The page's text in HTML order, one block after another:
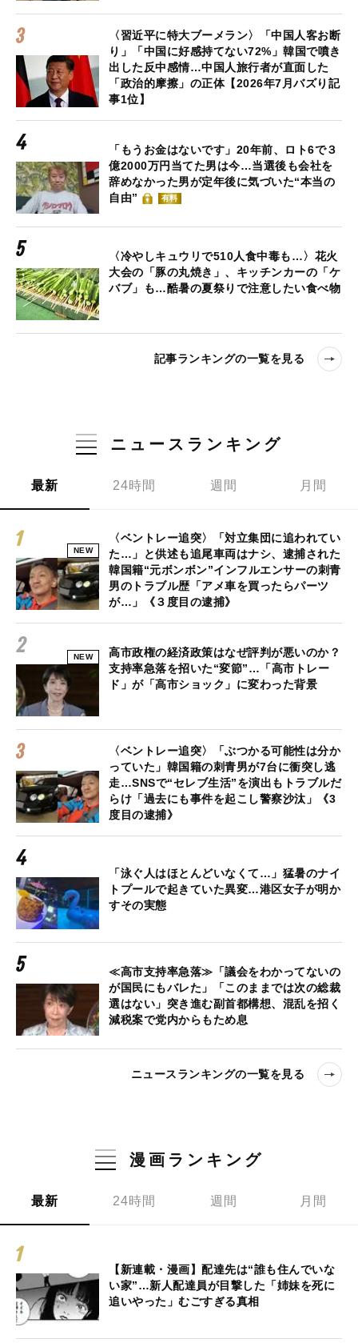
〈習近平に特大ブーメラン〉「中国人客お断
り」「中国に好感持てない72%」韓国で噴き
出した反中感情…中国人旅行者が直面した
「政治的摩擦」の正体【2026年7月バズり記
事1位】
「もうお金はないです」20年前、ロト6で３
億2000万円当てた男は今…当選後も会社を
辞めなかった男が定年後に気づいた“本当の
自由”
有料
〈冷やしキュウリで510人食中毒も…〉花火
大会の「豚の丸焼き」、キッチンカーの「ケ
バブ」も…酷暑の夏祭りで注意したい食べ物
記事ランキングの一覧を見る
ニュースランキング
最新 24時間 週間 月間
NEW
〈ベントレー追突〉「対立集団に追われてい
た…」と供述も追尾車両はナシ、逮捕された
韓国籍“元ボンボン”インフルエンサーの刺青
男のトラブル歴「アメ車を買ったらパーツ
が…」《３度目の逮捕》
NEW
高市政権の経済政策はなぜ評判が悪いのか？
支持率急落を招いた“変節”…「高市トレー
ド」が「高市ショック」に変わった背景
〈ベントレー追突〉「ぶつかる可能性は分か
っていた」韓国籍の刺青男が7台に衝突し逃
走…SNSで“セレブ生活”を演出もトラブルだ
らけ「過去にも事件を起こし警察沙汰」《3
度目の逮捕》
「泳ぐ人はほとんどいなくて…」猛暑のナイ
トプールで起きていた異変…港区女子が明か
すその実態
≪高市支持率急落≫「議会をわかってないの
が国民にもバレた」「このままでは次の総裁
選はない」突き進む副首都構想、混乱を招く
減税案で党内からもため息
ニュースランキングの一覧を見る
漫画ランキング
最新 24時間 週間 月間
【新連載・漫画】配達先は“誰も住んでいな
い家”…新人配達員が目撃した「姉妹を死に
追いやった」むごすぎる真相